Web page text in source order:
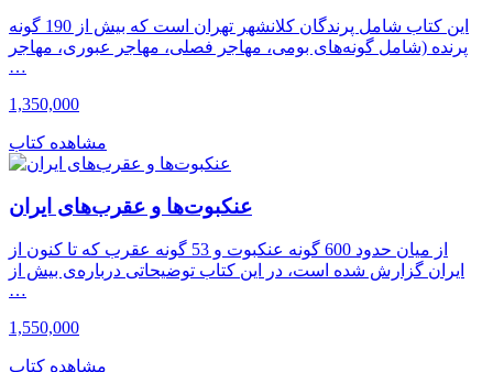
این کتاب شامل پرندگان کلانشهر تهران است که بیش از 190 گونه
پرنده (شامل گونه‌های بومی، مهاجر فصلی، مهاجر عبوری، مهاجر
…
1,350,000
مشاهده کتاب
عنکبوت‌ها و عقرب‌های ایران
از میان حدود 600 گونه عنکبوت و 53 گونه عقرب که تا کنون از
ایران گزارش شده است، در این کتاب توضیحاتی درباره‌ی بیش از
…
1,550,000
مشاهده کتاب